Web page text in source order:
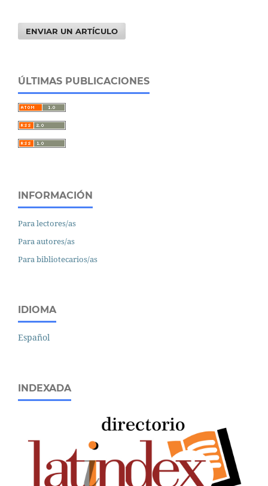
ENVIAR UN ARTÍCULO
ÚLTIMAS PUBLICACIONES
INFORMACIÓN
Para lectores/as
Para autores/as
Para bibliotecarios/as
IDIOMA
Español
INDEXADA